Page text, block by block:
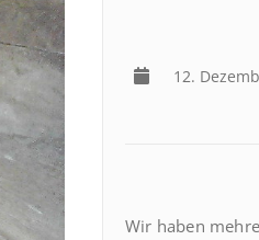
12.
Wir haben